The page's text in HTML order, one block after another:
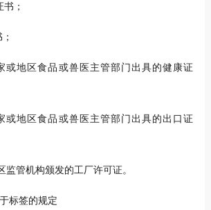
书；
或地区食品或兽医主管部门出具的健康证
或地区食品或兽医主管部门出具的出口证
监管机构颁发的工厂许可证。
标签的规定